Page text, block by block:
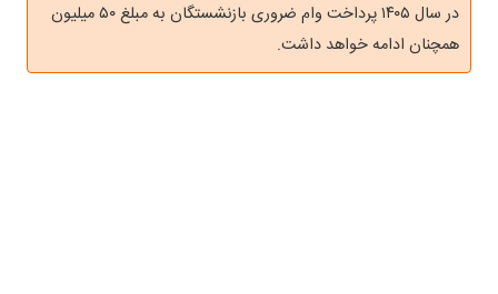
در سال ۱۴۰۵ پرداخت وام ضروری بازنشستگان به مبلغ ۵۰ میلیون
همچنان ادامه خواهد داشت.